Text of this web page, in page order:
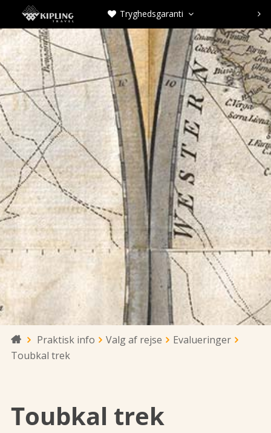
 Tryghedsgaranti  
 Praktisk info Valg af rejse
Evalueringer
Toubkal trek
Toubkal trek